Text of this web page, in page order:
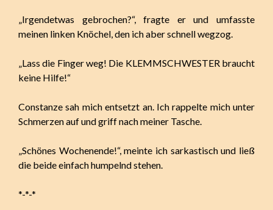
„Irgendetwas gebrochen?“, fragte er und umfasste
meinen linken Knöchel, den ich aber schnell wegzog.
„Lass die Finger weg! Die KLEMMSCHWESTER braucht
keine Hilfe!“
Constanze sah mich entsetzt an. Ich rappelte mich unter
Schmerzen auf und griff nach meiner Tasche.
„Schönes Wochenende!“, meinte ich sarkastisch und ließ
die beide einfach humpelnd stehen.
*-*-*